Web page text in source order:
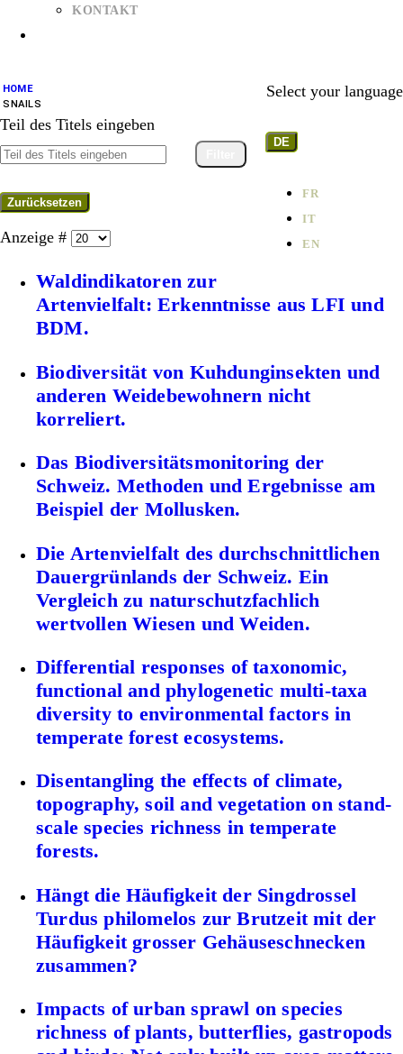
KONTAKT
Select your language
DE
FR
IT
EN
HOME
SNAILS
Teil des Titels eingeben
Zurücksetzen
Anzeige #
Waldindikatoren zur
Artenvielfalt: Erkenntnisse aus LFI und
BDM.
Biodiversität von Kuhdunginsekten und
anderen Weidebewohnern nicht
korreliert.
Das Biodiversitätsmonitoring der
Schweiz. Methoden und Ergebnisse am
Beispiel der Mollusken.
Die Artenvielfalt des durchschnittlichen
Dauergrünlands der Schweiz. Ein
Vergleich zu naturschutzfachlich
wertvollen Wiesen und Weiden.
Differential responses of taxonomic,
functional and phylogenetic multi-taxa
diversity to environmental factors in
temperate forest ecosystems.
Disentangling the effects of climate,
topography, soil and vegetation on stand-
scale species richness in temperate
forests.
Hängt die Häufigkeit der Singdrossel
Turdus philomelos zur Brutzeit mit der
Häufigkeit grosser Gehäuseschnecken
zusammen?
Impacts of urban sprawl on species
richness of plants, butterflies, gastropods